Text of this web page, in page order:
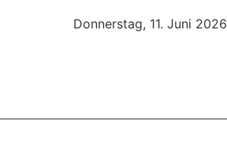
Donnerstag, 11. Juni 2026